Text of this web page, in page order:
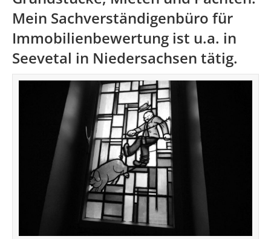
Mein Sachverständigenbüro für
Immobilienbewertung ist u.a. in
Seevetal in Niedersachsen tätig.